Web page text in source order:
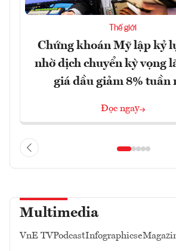
Thế giới
Chứng khoán Mỹ lập kỷ
nhờ dịch chuyển kỳ vọng
giá dầu giảm 8% tuần
Đọc ngay
Multimedia
VnE TVPodcastInfographics